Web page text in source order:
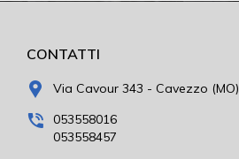
CONTATTI
Via Cavour 343 - Cavezzo (MO)
053558016
053558457